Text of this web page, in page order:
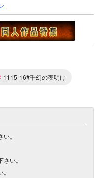
1115-16#千幻の夜明け
。
さい。